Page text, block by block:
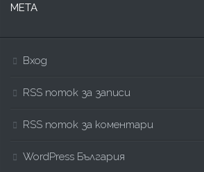
МЕТА
Вход
RSS поток за записи
RSS поток за коментари
WordPress България